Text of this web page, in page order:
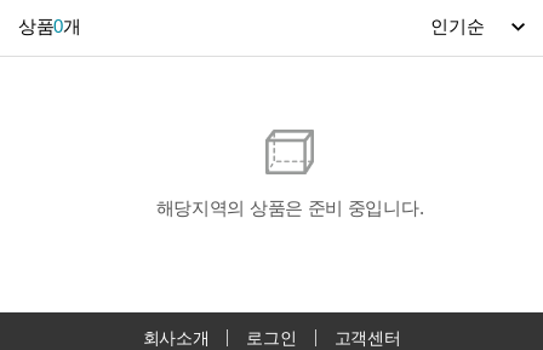
상품0개
해당지역의 상품은 준비 중입니다.
회사소개 로그인 고객센터